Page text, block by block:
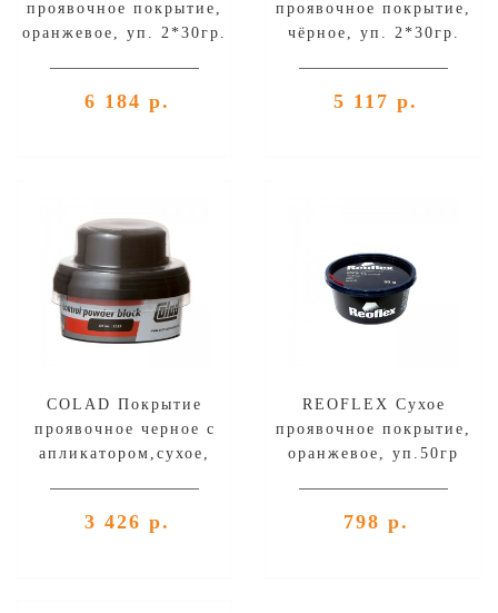
проявочное покрытие,
оранжевое, уп. 2*30гр.
6 184 р.
проявочное покрытие,
чёрное, уп. 2*30гр.
5 117 р.
COLAD Покрытие
проявочное черное с
апликатором,сухое,
3 426 р.
REOFLEX Сухое
проявочное покрытие,
оранжевое, уп.50гр
798 р.